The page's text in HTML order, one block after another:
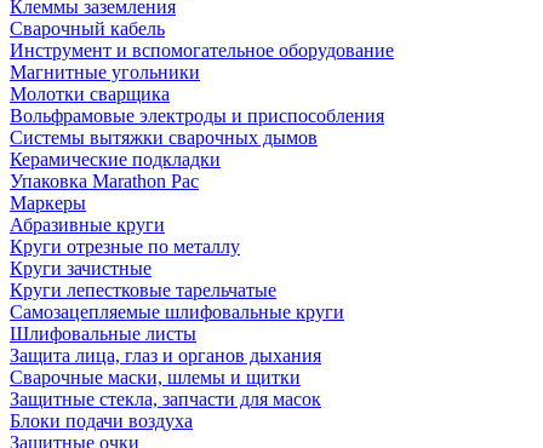
Клеммы заземления
Сварочный кабель
Инструмент и вспомогательное оборудование
Магнитные угольники
Молотки сварщика
Вольфрамовые электроды и приспособления
Системы вытяжки сварочных дымов
Керамические подкладки
Упаковка Marathon Pac
Маркеры
Абразивные круги
Круги отрезные по металлу
Круги зачистные
Круги лепестковые тарельчатые
Самозацепляемые шлифовальные круги
Шлифовальные листы
Защита лица, глаз и органов дыхания
Сварочные маски, шлемы и щитки
Защитные стекла, запчасти для масок
Блоки подачи воздуха
Защитные очки